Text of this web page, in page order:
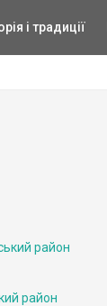
і традиції
район
район